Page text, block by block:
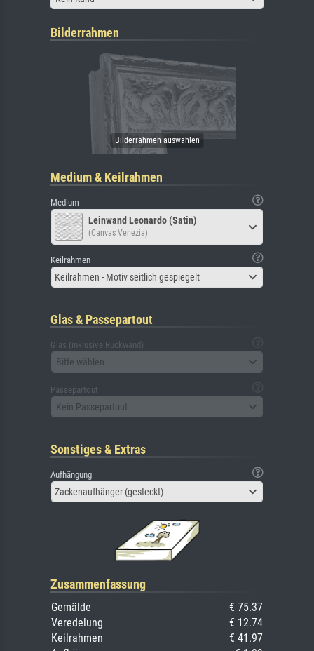
Bilderrahmen
Medium & Keilrahmen
Medium
Leinwand Leonardo (Satin)
(Canvas Venezia)
Keilrahmen
Keilrahmen - Motiv seitlich gespiegelt
Glas & Passepartout
Glas (inklusive Rückwand)
Bitte wählen
Passepartout
Kein Passepartout
Sonstiges & Extras
Aufhängung
Zackenaufhänger (gesteckt)
Zusammenfassung
Gemälde
€ 75.37
Veredelung
€ 12.74
Keilrahmen
€ 41.97